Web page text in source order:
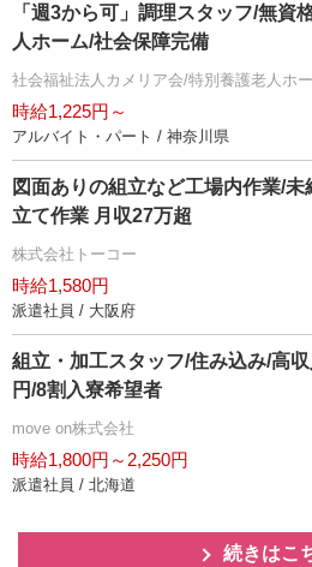
「週3から可」調理スタッフ/無資
人ホーム/社会保障完備
社会福祉法人カメリア会/特別養護老人ホ
時給1,225円～
アルバイト・パート / 神奈川県
図面ありの組立など工場内作業/
立て作業 月収27万超
株式会社トーコー
時給1,580円
派遣社員 / 大阪府
組立・加工スタッフ/住み込み/高
円/8割入寮希望者
move on株式会社
時給1,800円～2,250円
派遣社員 / 北海道
続きはこ